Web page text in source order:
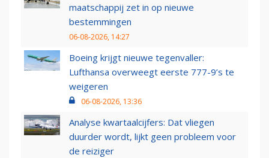
maatschappij zet in op nieuwe
bestemmingen
06-08-2026, 14:27
Boeing krijgt nieuwe tegenvaller:
Lufthansa overweegt eerste 777-9’s te
weigeren
06-08-2026, 13:36
Analyse kwartaalcijfers: Dat vliegen
duurder wordt, lijkt geen probleem voor
de reiziger